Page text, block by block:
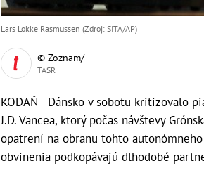
Lars Lokke Rasmussen (Zdroj: SITA/AP)
© Zoznam/
TASR
KODAŇ - Dánsko v sobotu kritizovalo
J.D. Vancea, ktorý počas návštevy
opatrení na obranu tohto
obvinenia podkopávajú dlhodobé